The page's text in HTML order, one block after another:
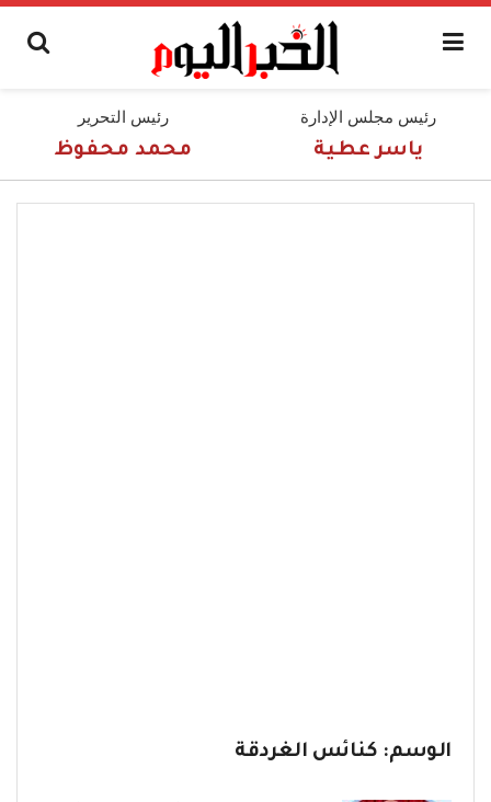
رئيس مجلس الإدارة
ياسر عطية
رئيس التحرير
محمد محفوظ
الوسم: كنائس الغردقة